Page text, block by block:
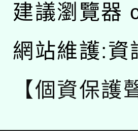
建議瀏覽器
網站維護:資
【個資保護